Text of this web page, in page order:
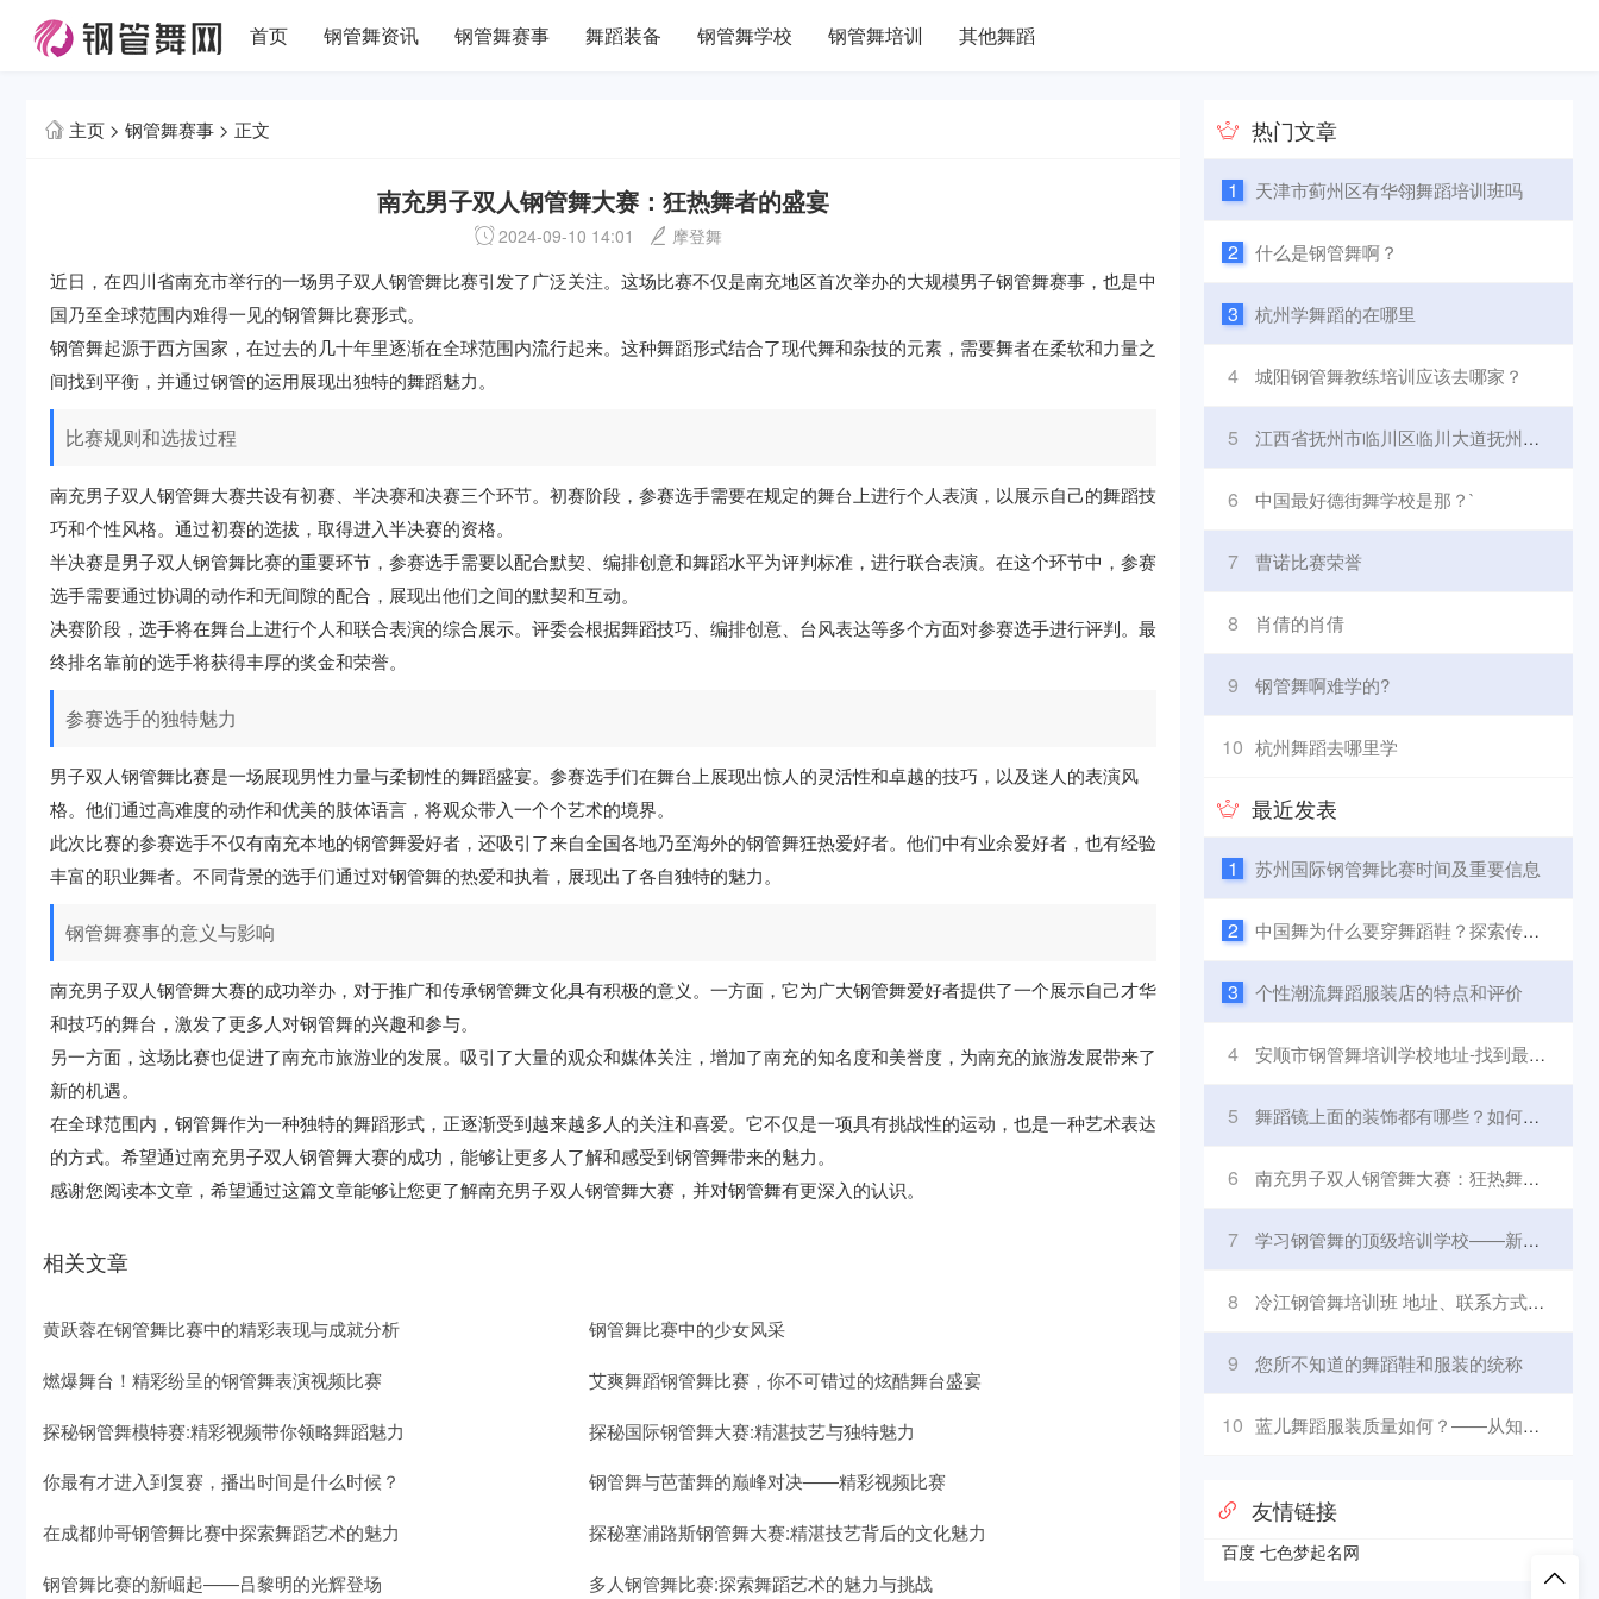
首页 钢管舞资讯 钢管舞赛事 舞蹈装备 钢管舞学校 钢管舞培训 其他舞蹈
主页 > 钢管舞赛事 > 正文
南充男子双人钢管舞大赛：狂热舞者的盛宴
2024-09-10 14:01 摩登舞
近日，在四川省南充市举行的一场男子双人钢管舞比赛引发了广泛关注。这场比赛不仅是南充地区首次举办的大规模男子钢管舞赛事，也是中
国乃至全球范围内难得一见的钢管舞比赛形式。
钢管舞起源于西方国家，在过去的几十年里逐渐在全球范围内流行起来。这种舞蹈形式结合了现代舞和杂技的元素，需要舞者在柔软和力量之
间找到平衡，并通过钢管的运用展现出独特的舞蹈魅力。
比赛规则和选拔过程
南充男子双人钢管舞大赛共设有初赛、半决赛和决赛三个环节。初赛阶段，参赛选手需要在规定的舞台上进行个人表演，以展示自己的舞蹈技
巧和个性风格。通过初赛的选拔，取得进入半决赛的资格。
半决赛是男子双人钢管舞比赛的重要环节，参赛选手需要以配合默契、编排创意和舞蹈水平为评判标准，进行联合表演。在这个环节中，参赛
选手需要通过协调的动作和无间隙的配合，展现出他们之间的默契和互动。
决赛阶段，选手将在舞台上进行个人和联合表演的综合展示。评委会根据舞蹈技巧、编排创意、台风表达等多个方面对参赛选手进行评判。最
终排名靠前的选手将获得丰厚的奖金和荣誉。
参赛选手的独特魅力
男子双人钢管舞比赛是一场展现男性力量与柔韧性的舞蹈盛宴。参赛选手们在舞台上展现出惊人的灵活性和卓越的技巧，以及迷人的表演风
格。他们通过高难度的动作和优美的肢体语言，将观众带入一个个艺术的境界。
此次比赛的参赛选手不仅有南充本地的钢管舞爱好者，还吸引了来自全国各地乃至海外的钢管舞狂热爱好者。他们中有业余爱好者，也有经验
丰富的职业舞者。不同背景的选手们通过对钢管舞的热爱和执着，展现出了各自独特的魅力。
钢管舞赛事的意义与影响
南充男子双人钢管舞大赛的成功举办，对于推广和传承钢管舞文化具有积极的意义。一方面，它为广大钢管舞爱好者提供了一个展示自己才华
和技巧的舞台，激发了更多人对钢管舞的兴趣和参与。
另一方面，这场比赛也促进了南充市旅游业的发展。吸引了大量的观众和媒体关注，增加了南充的知名度和美誉度，为南充的旅游发展带来了
新的机遇。
在全球范围内，钢管舞作为一种独特的舞蹈形式，正逐渐受到越来越多人的关注和喜爱。它不仅是一项具有挑战性的运动，也是一种艺术表达
的方式。希望通过南充男子双人钢管舞大赛的成功，能够让更多人了解和感受到钢管舞带来的魅力。
感谢您阅读本文章，希望通过这篇文章能够让您更了解南充男子双人钢管舞大赛，并对钢管舞有更深入的认识。
相关文章
黄跃蓉在钢管舞比赛中的精彩表现与成就分析 钢管舞比赛中的少女风采
燃爆舞台！精彩纷呈的钢管舞表演视频比赛 艾爽舞蹈钢管舞比赛，你不可错过的炫酷舞台盛宴
探秘钢管舞模特赛:精彩视频带你领略舞蹈魅力 探秘国际钢管舞大赛:精湛技艺与独特魅力
你最有才进入到复赛，播出时间是什么时候？ 钢管舞与芭蕾舞的巅峰对决——精彩视频比赛
在成都帅哥钢管舞比赛中探索舞蹈艺术的魅力 探秘塞浦路斯钢管舞大赛:精湛技艺背后的文化魅力
钢管舞比赛的新崛起——吕黎明的光辉登场 多人钢管舞比赛:探索舞蹈艺术的魅力与挑战
热门文章
1 天津市蓟州区有华翎舞蹈培训班吗
2 什么是钢管舞啊？
3 杭州学舞蹈的在哪里
4 城阳钢管舞教练培训应该去哪家？
5 江西省抚州市临川区临川大道抚州市体育运动学校怎么样啊？
6 中国最好德街舞学校是那？`
7 曹诺比赛荣誉
8 肖倩的肖倩
9 钢管舞啊难学的?
10 杭州舞蹈去哪里学
最近发表
1 苏州国际钢管舞比赛时间及重要信息
2 中国舞为什么要穿舞蹈鞋？探索传统文化与现代演绎的理由
3 个性潮流舞蹈服装店的特点和评价
4 安顺市钢管舞培训学校地址-找到最佳培训地点
5 舞蹈镜上面的装饰都有哪些？如何选择适合的舞蹈镜装饰？
6 南充男子双人钢管舞大赛：狂热舞者的盛宴
7 学习钢管舞的顶级培训学校——新沂钢管舞培训学校
8 冷江钢管舞培训班 地址、联系方式及相关信息查询
9 您所不知道的舞蹈鞋和服装的统称
10 蓝儿舞蹈服装质量如何？——从知乎用户的评价看
友情链接
百度 七色梦起名网